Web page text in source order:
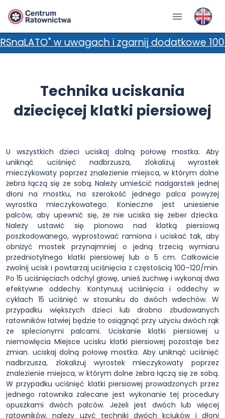
w uwagach i zgarnij dodatkowe 100
Technika uciskania
dziecięcej klatki piersiowej
U wszystkich dzieci uciskaj dolną połowę mostka. Aby
uniknąć uciśnięć nadbrzusza, zlokalizuj wyrostek
mieczykowaty poprzez znalezienie miejsca, w którym dolne
żebra łączą się ze sobą. Należy umieścić nadgarstek jednej
dłoni na mostku, na szerokość jednego palca powyżej
wyrostka mieczykowatego. Konieczne jest uniesienie
palców, aby upewnić się, że nie uciska się żeber dziecka.
Należy ustawić się pionowo nad klatką piersiową
poszkodowanego, wyprostować ramiona i uciskać tak, aby
obniżyć mostek przynajmniej o jedną trzecią wymiaru
przedniotylnego klatki piersiowej lub o 5 cm. Całkowicie
zwolnij ucisk i powtarzaj uciśnięcia z częstością 100–120/min.
Po 15 uciśnięciach odchyl głowę, unieś żuchwę i wykonaj dwa
efektywne oddechy. Kontynuuj uciśnięcia i oddechy w
cyklach 15 uciśnięć w stosunku do dwóch wdechów. W
przypadku większych dzieci lub drobno zbudowanych
ratowników łatwiej będzie to osiągnąć przy użyciu dwóch rąk
ze splecionymi palcami. Uciskanie klatki piersiowej u
niemowlęcia Miejsce ucisku klatki piersiowej pozostaje bez
zmian. uciskaj dolną połowę mostka. Aby uniknąć uciśnięć
nadbrzusza, zlokalizuj wyrostek mieczykowaty poprzez
znalezienie miejsca, w którym dolne żebra łączą się ze sobą.
W przypadku uciśnięć klatki piersiowej prowadzonych przez
jednego ratownika zalecane jest wykonanie tej procedury
opuszkami dwóch palców. Jeżeli jest dwóch lub więcej
ratowników, należy użyć techniki dwóch kciuków i dłoni